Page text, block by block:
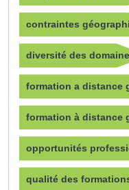
contraintes
diversité des
formation a distance
formation à distance
opportunités
qualité des